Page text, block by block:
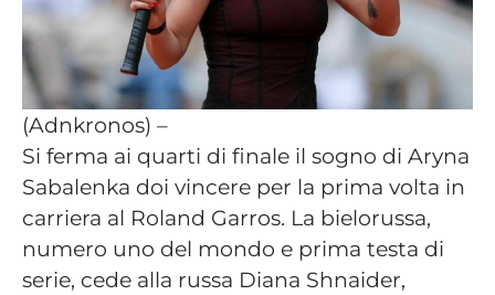
(Adnkronos) –
Si ferma ai quarti di finale il sogno di Aryna
Sabalenka doi vincere per la prima volta in
carriera al Roland Garros. La bielorussa,
numero uno del mondo e prima testa di
serie, cede alla russa Diana Shnaider,